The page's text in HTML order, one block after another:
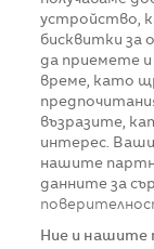
устройство,
бисквитки за
да приемете и
време, като
възразите,
интерес.
нашите
данните за
Ние и нашите